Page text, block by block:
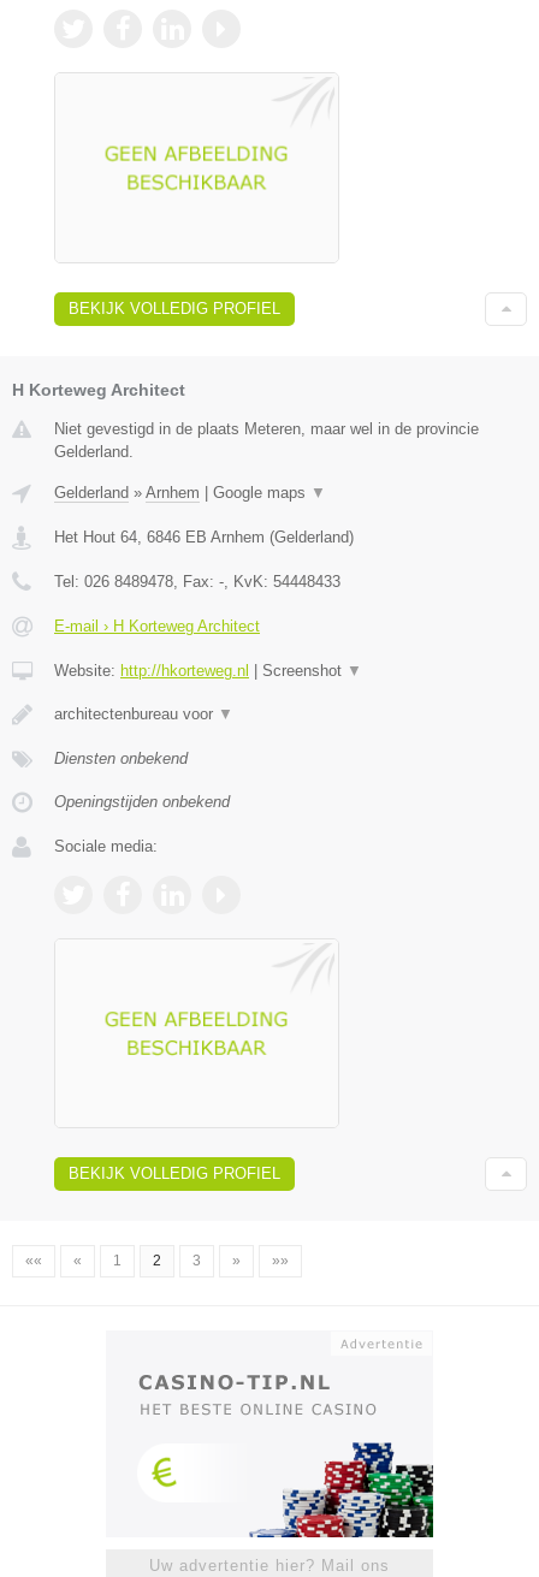
BEKIJK VOLLEDIG PROFIEL
H Korteweg Architect
Niet gevestigd in de plaats Meteren, maar wel in de provincie
Gelderland.
Gelderland » Arnhem | Google maps ▼
Het Hout 64 6846 EB Arnhem (Gelderland)
Tel: 026 8489478 , Fax: - , KvK: 54448433
E-mail › H Korteweg Architect
Website: http://hkorteweg.nl | Screenshot ▼
architectenbureau voor ▼
Diensten onbekend
Openingstijden onbekend
Sociale media:
BEKIJK VOLLEDIG PROFIEL
«« « 1 2 3 » »»
Uw advertentie hier? Mail ons